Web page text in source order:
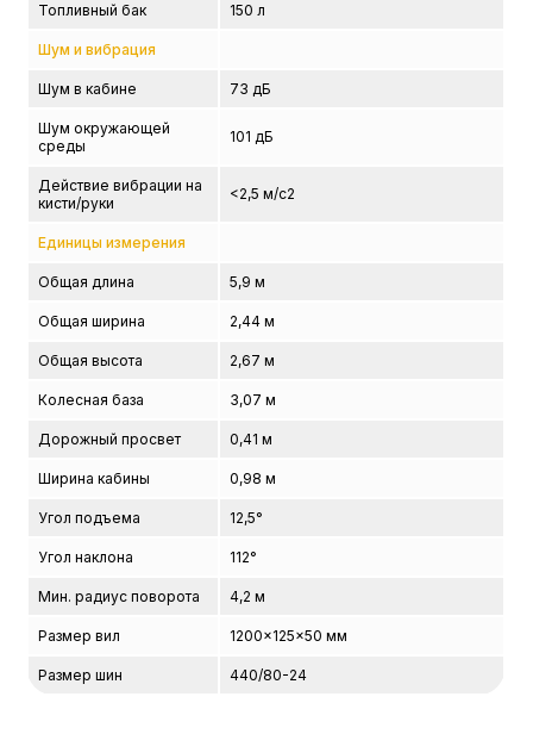
Топливный бак 150 л
Шум и вибрация
Шум в кабине 73 дБ
Шум окружающей
среды
101 дБ
Действие вибрации на
кисти/руки
<2,5 м/с2
Единицы измерения
Общая длина 5,9 м
Общая ширина 2,44 м
Общая высота 2,67 м
Колесная база 3,07 м
Дорожный просвет 0,41 м
Ширина кабины 0,98 м
Угол подъема 12,5°
Угол наклона 112°
Мин. радиус поворота 4,2 м
Размер вил 1200x125x50 мм
Размер шин 440/80-24